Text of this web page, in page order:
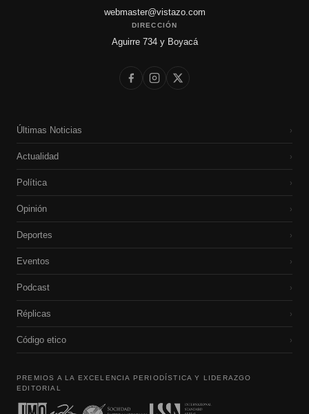
webmaster@vistazo.com
DIRECCIÓN
Aguirre 734 y Boyacá
Últimas Noticias ›
Actualidad ›
Política ›
Opinión ›
Deportes ›
Eventos ›
Podcast ›
Réplicas ›
Código etico ›
PREMIOS A LA EXCELENCIA PERIODÍSTICA Y LIDERAZGO
EDITORIAL